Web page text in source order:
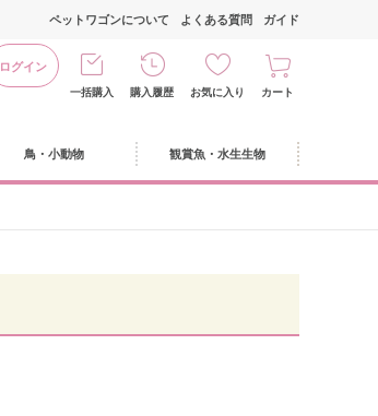
ログイン
ペットワゴンについて よくある質問 ガイド
一括購入 購入履歴 お気に入り カート
鳥・小動物 観賞魚・水生生物